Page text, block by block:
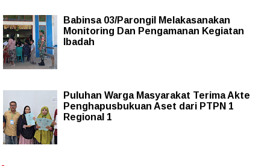
Babinsa 03/Parongil Melakasanakan
Monitoring Dan Pengamanan Kegiatan
Ibadah
Puluhan Warga Masyarakat Terima Akte
Penghapusbukuan Aset dari PTPN 1
Regional 1